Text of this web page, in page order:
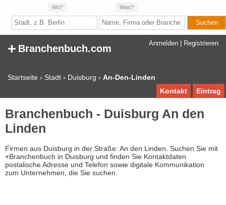
Wo? Was?
Anmelden Registrieren
+ Branchenbuch.com
Startseite › Stadt › Duisburg › An-Den-Linden
Eintrag
Kontakt
Branchenbuch - Duisburg An den
Linden
Firmen aus Duisburg in der Straße: An den Linden. Suchen Sie mit
+Branchenbuch in Duisburg und finden Sie Kontaktdaten
postalische Adresse und Telefon sowie digitale Kommunikation
zum Unternehmen, die Sie suchen.